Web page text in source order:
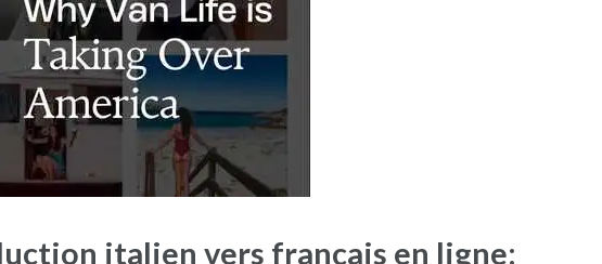
italien vers français en ligne: